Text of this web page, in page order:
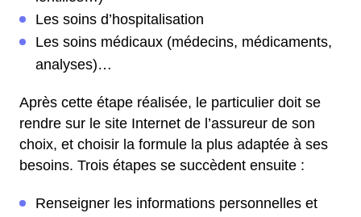
Les soins d’hospitalisation
Les soins médicaux (médecins, médicaments,
analyses)…
Après cette étape réalisée, le particulier doit se
rendre sur le site Internet de l’assureur de son
choix, et choisir la formule la plus adaptée à ses
besoins. Trois étapes se succèdent ensuite :
Renseigner les informations personnelles et